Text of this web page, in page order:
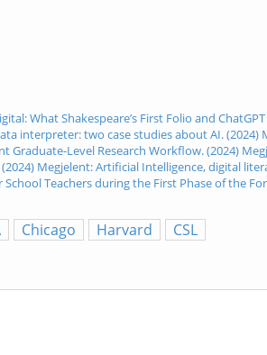
What Shakespeare’s First Folio and
interpreter: two case studies about AI.
Graduate-Level Research Workflow. (2024)
Megjelent: Artificial Intelligence, digital
Teachers during the First Phase of the
Chicago Harvard CSL